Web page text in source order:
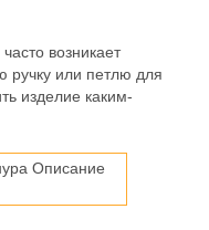
возникает
ручку или петлю для
изделие каким-